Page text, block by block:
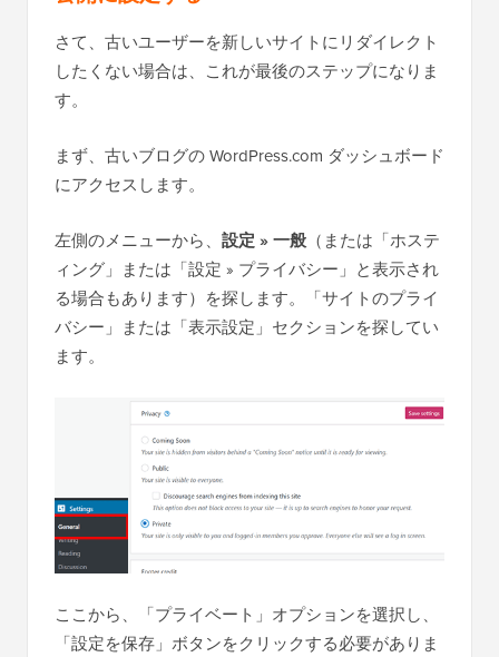
さて、古いユーザーを新しいサイトにリダイレクト
したくない場合は、これが最後のステップになりま
す。
まず、古いブログの WordPress.com ダッシュボード
にアクセスします。
左側のメニューから、 設定 » 一般（または「ホステ
ィング」または「設定 » プライバシー」と表示され
る場合もあります）を探します。「サイトのプライ
バシー」または「表示設定」セクションを探してい
ます。
ここから、「プライベート」オプションを選択し、
「設定を保存」ボタンをクリックする必要がありま